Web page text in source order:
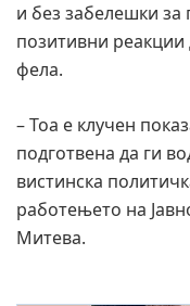
и без забелешки за
позитивни
фела.
– Тоа е клучен
подготвена да ги
вистинска
работењето на
Митева.